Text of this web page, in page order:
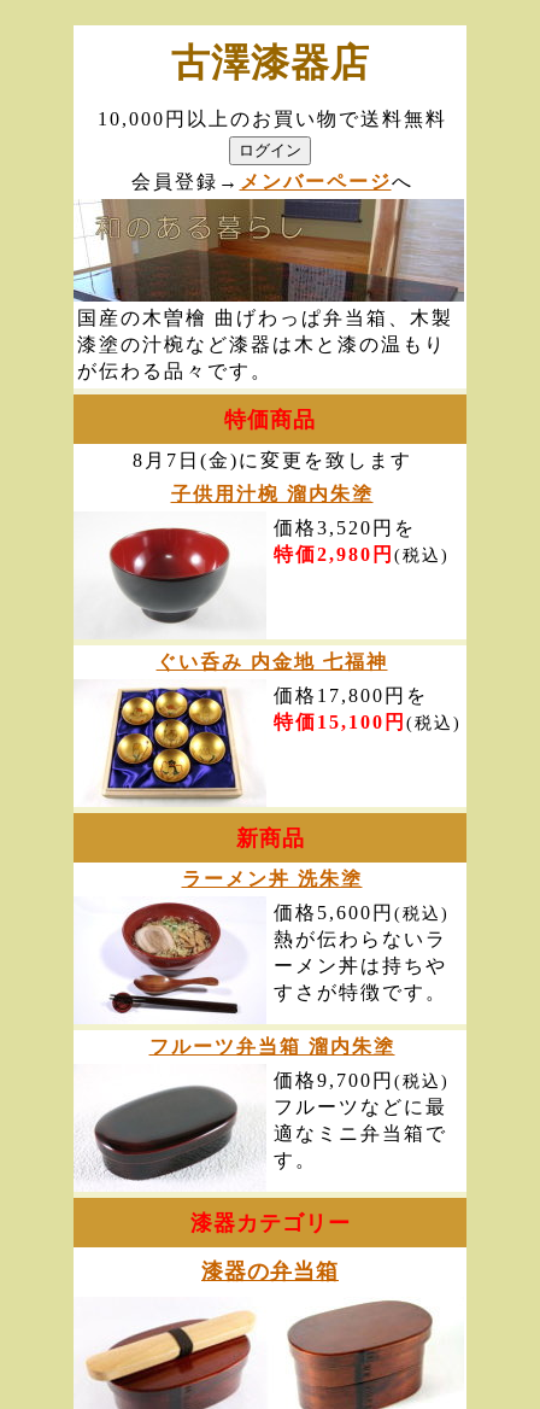
古澤漆器店
10,000円以上のお買い物で送料無料
会員登録→ メンバーページへ
国産の木曽檜 曲げわっぱ弁当箱、木製
漆塗の汁椀など漆器は木と漆の温もり
が伝わる品々です。
特価商品
8月7日(金)に変更を致します
子供用汁椀 溜内朱塗
価格3,520円を
特価2,980円 (税込)
ぐい呑み 内金地 七福神
価格17,800円を
特価15,100円 (税込)
新商品
ラーメン丼 洗朱塗
価格5,600円 (税込)
熱が伝わらないラ
ーメン丼は持ちや
すさが特徴です。
フルーツ弁当箱 溜内朱塗
価格9,700円 (税込)
フルーツなどに最
適なミニ弁当箱で
す。
漆器カテゴリー
漆器の弁当箱